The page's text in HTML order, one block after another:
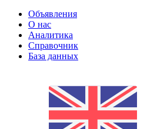
Объявления
О нас
Аналитика
Справочник
База данных